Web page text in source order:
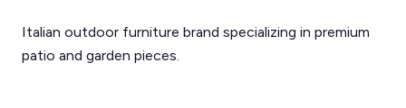
Italian outdoor furniture brand specializing in premium
patio and garden pieces.